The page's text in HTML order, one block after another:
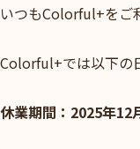
いつもColorful+をご
Colorful+では以下の
休業期間：2025年